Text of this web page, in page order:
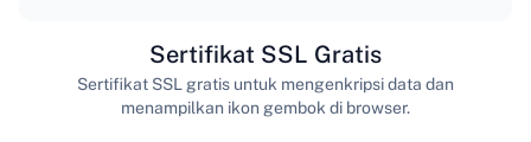
Sertifikat SSL Gratis
Sertifikat SSL gratis untuk mengenkripsi data dan
menampilkan ikon gembok di browser.